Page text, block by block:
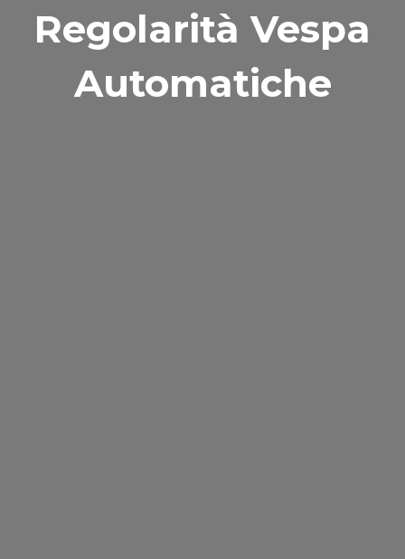
Regolarità Vespa
Automatiche